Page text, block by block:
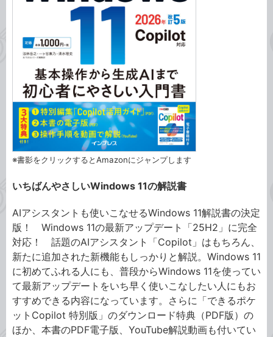
※書影をクリックするとAmazonにジャンプします
いちばんやさしいWindows 11の解説書
AIアシスタントも使いこなせるWindows 11解説書の決定
版！ Windows 11の最新アップデート「25H2」に完全
対応！ 話題のAIアシスタント「Copilot」はもちろん、
新たに追加された新機能もしっかりと解説。Windows 11
に初めてふれる人にも、普段からWindows 11を使ってい
て最新アップデートをいち早く使いこなしたい人にもお
すすめできる内容になっています。さらに「できるポケ
ットCopilot 特別版」のダウンロード特典（PDF版）の
ほか、本書のPDF電子版、YouTube解説動画も付いてい